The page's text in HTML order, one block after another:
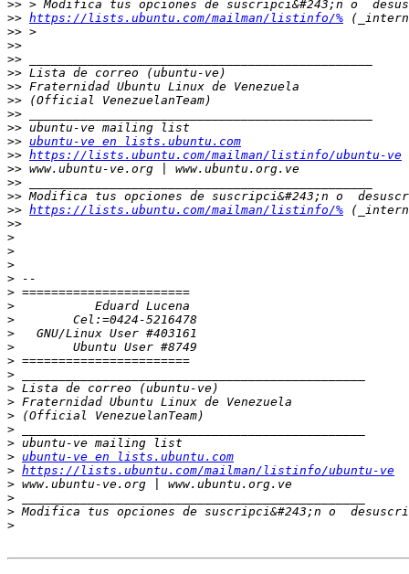
>>
>> https://lists.ubuntu.com/mailman/listinfo/%
>>
>>
>>
>>
>>
>>
>>
>>
>> ubuntu-ve en lists.ubuntu.com
>> https://lists.ubuntu.com/mailman/listinfo/ubuntu-ve
>>
>>
>>
>> https://lists.ubuntu.com/mailman/listinfo/%
>>
>
>
>
>
>
>
>
>
>
>
>
>
>
>
>
>
> ubuntu-ve en lists.ubuntu.com
> https://lists.ubuntu.com/mailman/listinfo/ubuntu-ve
>
>
> Modifica tus opciones de suscripci&#243;n o
>